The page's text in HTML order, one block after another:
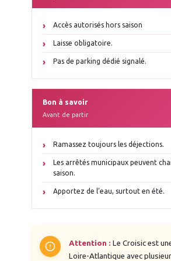
Accès autorisés hors saison
Laisse obligatoire.
Pas de parking dédié signalé.
Bon à savoir
Avant de partir
Ramassez toujours les déjections.
Les arrêtés municipaux peuvent
saison.
Apportez de l’eau, surtout en été.
Attention : Le Croisic est
Loire-Atlantique avec